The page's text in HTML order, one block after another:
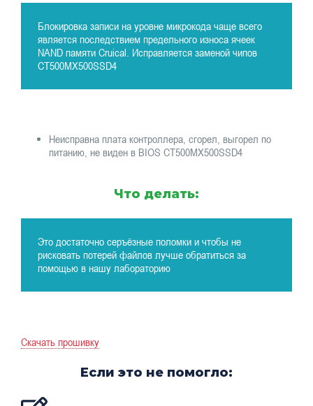
Блокировка записи на уровне микрокода чаще всего
является последствием предельного износа ячеек
NAND памяти Cruical. Исправляется заменой чипов
CT500MX500SSD4
Неисправна плата контроллера, сгорел, выгорел по
питанию, не виден в BIOS CT500MX500SSD4
Что делать:
Это достаточно серъёзные поломки и чтобы не
рисковать потерей файлов лучше обратиться за
помощью в нашу лабораторию
Скачать прошивку
Если это не помогло: